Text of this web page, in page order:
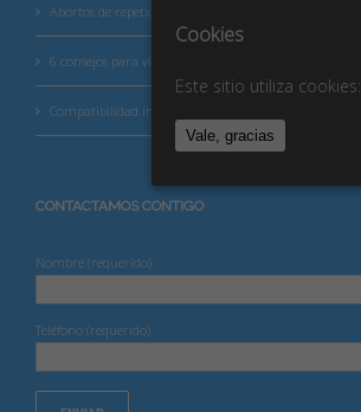
Abortos de repetición
6 consejos para vivir mejor tu betaespera
Compatibilidad inmunológica
CONTACTAMOS CONTIGO
Nombre (requerido)
Teléfono (requerido)
Cookies
Este sitio utiliza cookies:
Vale, gracias